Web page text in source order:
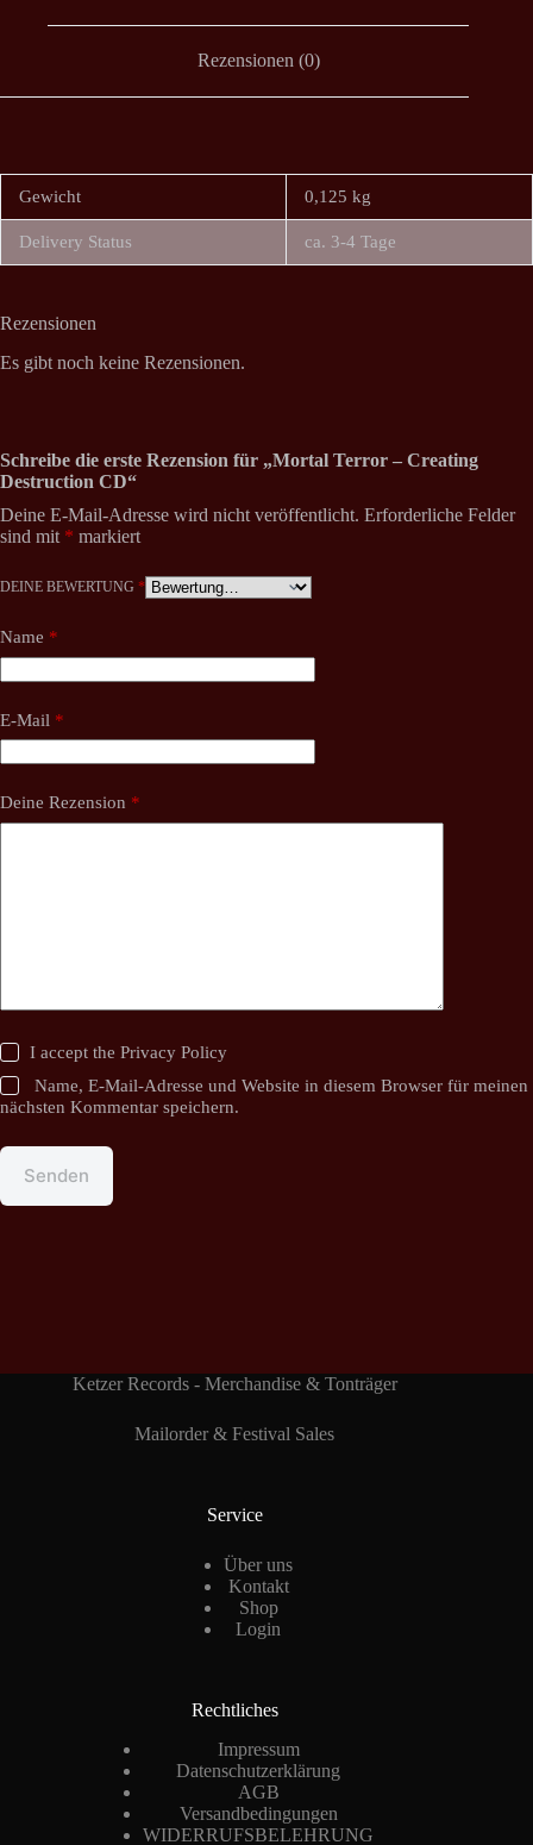
Rezensionen (0)
Gewicht 0,125 kg
Delivery Status ca. 3-4 Tage
Rezensionen
Es gibt noch keine Rezensionen.
Schreibe die erste Rezension für „Mortal Terror – Creating
Destruction CD“
Deine E-Mail-Adresse wird nicht veröffentlicht. Erforderliche Felder
sind mit * markiert
DEINE BEWERTUNG *
Name *
E-Mail *
Deine Rezension *
I accept thePrivacy Policy
Name, E-Mail-Adresse und Website in diesem Browser für meinen
nächsten Kommentar speichern.
Senden
Ketzer Records - Merchandise & Tonträger
Mailorder & Festival Sales
Service
Über uns
Kontakt
Shop
Login
Rechtliches
Impressum
Datenschutzerklärung
AGB
Versandbedingungen
WIDERRUFSBELEHRUNG